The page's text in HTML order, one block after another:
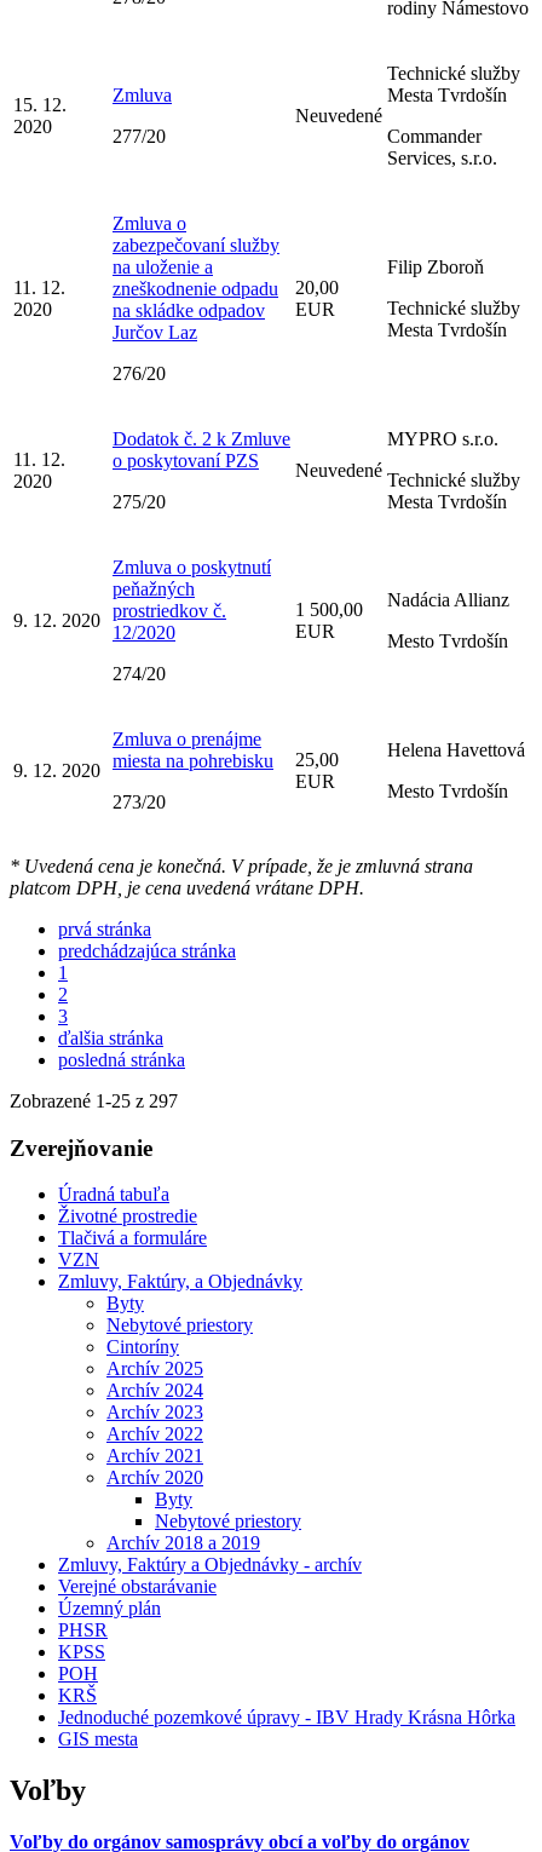
rodiny Námestovo
15. 12.
2020
Zmluva
277/20
Neuvedené
Technické služby
Mesta Tvrdošín
Commander
Services, s.r.o.
11. 12.
2020
Zmluva o
zabezpečovaní služby
na uloženie a
zneškodnenie odpadu
na skládke odpadov
Jurčov Laz
276/20
20,00
EUR
Filip Zboroň
Technické služby
Mesta Tvrdošín
11. 12.
2020
Dodatok č. 2 k Zmluve
o poskytovaní PZS
275/20
Neuvedené
MYPRO s.r.o.
Technické služby
Mesta Tvrdošín
9. 12. 2020
Zmluva o poskytnutí
peňažných
prostriedkov č.
12/2020
274/20
1 500,00
EUR
Nadácia Allianz
Mesto Tvrdošín
9. 12. 2020
Zmluva o prenájme
miesta na pohrebisku
273/20
25,00
EUR
Helena Havettová
Mesto Tvrdošín
* Uvedená cena je konečná. V prípade, že je zmluvná strana
platcom DPH, je cena uvedená vrátane DPH.
prvá stránka
predchádzajúca stránka
1
2
3
ďalšia stránka
posledná stránka
Zobrazené 1-25 z 297
Zverejňovanie
Úradná tabuľa
Životné prostredie
Tlačivá a formuláre
VZN
Zmluvy, Faktúry, a Objednávky
Byty
Nebytové priestory
Cintoríny
Archív 2025
Archív 2024
Archív 2023
Archív 2022
Archív 2021
Archív 2020
Byty
Nebytové priestory
Archív 2018 a 2019
Zmluvy, Faktúry a Objednávky - archív
Verejné obstarávanie
Územný plán
PHSR
KPSS
POH
KRŠ
Jednoduché pozemkové úpravy - IBV Hrady Krásna Hôrka
GIS mesta
Voľby
Voľby do orgánov samosprávy obcí a voľby do orgánov